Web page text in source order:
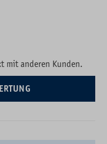
mit anderen Kunden.